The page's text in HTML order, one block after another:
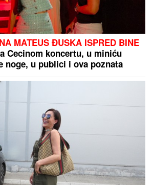
MATEUS ĐUSKA ISPRED BINE
Cecinom koncertu, u miniću
noge, u publici i ova poznata